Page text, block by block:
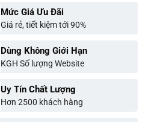
Mức Giá Ưu Đãi
Giá rẻ, tiết kiệm tới 90%
Dùng Không Giới Hạn
KGH Số lượng Website
Uy Tín Chất Lượng
Hơn 2500 khách hàng